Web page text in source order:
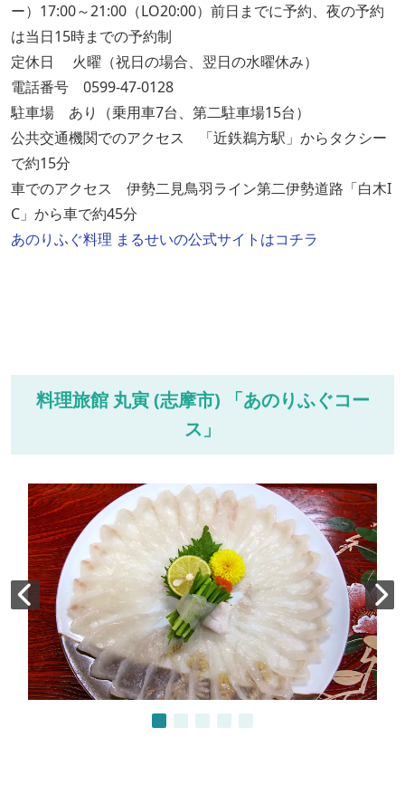
ー）17:00～21:00（LO20:00）前日までに予約、夜の予約
は当日15時までの予約制
定休日 火曜（祝日の場合、翌日の水曜休み）
電話番号 0599-47-0128
駐車場 あり（乗用車7台、第二駐車場15台）
公共交通機関でのアクセス 「近鉄鵜方駅」からタクシー
で約15分
車でのアクセス 伊勢二見鳥羽ライン第二伊勢道路「白木I
C」から車で約45分
あのりふぐ料理 まるせいの公式サイトはコチラ
料理旅館 丸寅 (志摩市) 「あのりふぐコー
ス」